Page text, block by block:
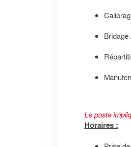
Bridage
Le poste
Horaires :